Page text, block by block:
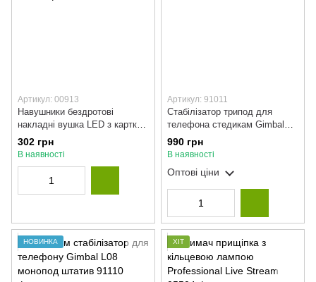
Артикул: 00913
Навушники бездротові
накладні вушка LED з карткою
пам'яті VZV 23M
302 грн
В наявності
Артикул: 91011
Стабілізатор трипод для
телефона стедикам Gimbal
GS-40
990 грн
В наявності
Оптові ціни
НОВИНКА ХІТ